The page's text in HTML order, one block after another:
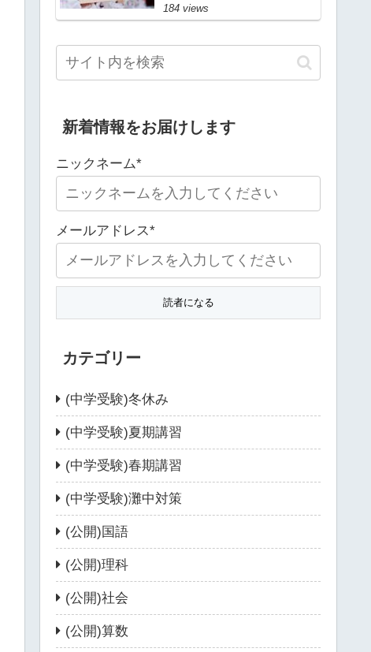
184 views
新着情報をお届けします
ニックネーム*
メールアドレス*
カテゴリー
(中学受験)冬休み
(中学受験)夏期講習
(中学受験)春期講習
(中学受験)灘中対策
(公開)国語
(公開)理科
(公開)社会
(公開)算数